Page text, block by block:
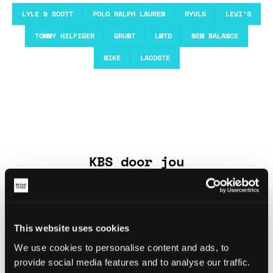
This website uses cookies
We use cookies to personalise content and ads, to
provide social media features and to analyse our traffic.
LYLE & SCOTT POLO RALPH LAUREN RYVLS LEVI'S
TOMMY HILFIGER GRUNT LMTD NEW BALANCE
NIKE LACOSTE
KBS door jou
Laat je inspireren door onze influencers en vind je nieuwe
kidsbrandstore
+129K Followers